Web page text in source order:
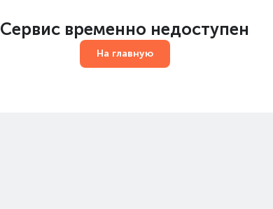
Сервис временно недоступен
На главную